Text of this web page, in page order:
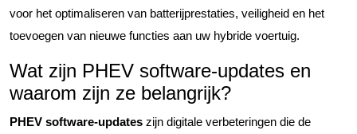
voor het optimaliseren van batterijprestaties, veiligheid en het
toevoegen van nieuwe functies aan uw hybride voertuig.
Wat zijn PHEV software-updates en
waarom zijn ze belangrijk?
PHEV software-updates zijn digitale verbeteringen die de